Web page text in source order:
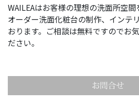
WAILEAはお客様の理想の洗面所空間
オーダー洗面化粧台の制作、インテ
おります。ご相談は無料ですのでお
ださい。